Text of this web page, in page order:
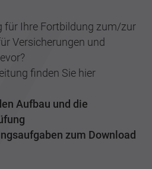
für Ihre Fortbildung zum/zur
Versicherungen und
finden Sie hier
Aufbau und die
zum Download